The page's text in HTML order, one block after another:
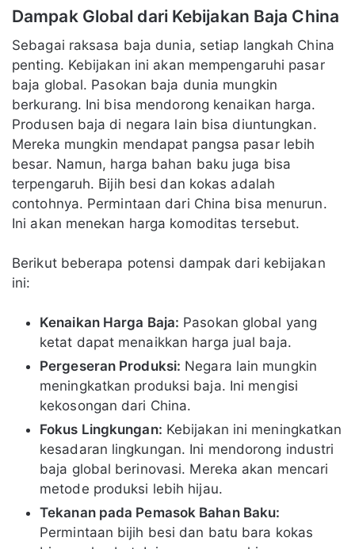
Dampak Global dari Kebijakan Baja China
Sebagai raksasa baja dunia, setiap langkah China
penting. Kebijakan ini akan mempengaruhi pasar
baja global. Pasokan baja dunia mungkin
berkurang. Ini bisa mendorong kenaikan harga.
Produsen baja di negara lain bisa diuntungkan.
Mereka mungkin mendapat pangsa pasar lebih
besar. Namun, harga bahan baku juga bisa
terpengaruh. Bijih besi dan kokas adalah
contohnya. Permintaan dari China bisa menurun.
Ini akan menekan harga komoditas tersebut.
Berikut beberapa potensi dampak dari kebijakan
ini:
Kenaikan Harga Baja: Pasokan global yang
ketat dapat menaikkan harga jual baja.
Pergeseran Produksi: Negara lain mungkin
meningkatkan produksi baja. Ini mengisi
kekosongan dari China.
Fokus Lingkungan: Kebijakan ini meningkatkan
kesadaran lingkungan. Ini mendorong industri
baja global berinovasi. Mereka akan mencari
metode produksi lebih hijau.
Tekanan pada Pemasok Bahan Baku:
Permintaan bijih besi dan batu bara kokas